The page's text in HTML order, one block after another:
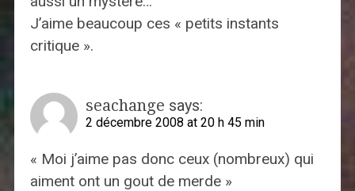
J’aime beaucoup ces « petits instants
critique ».
seachange says:
2 décembre 2008 at 20 h 45 min
« Moi j’aime pas donc ceux (nombreux) qui
aiment ont un gout de merde »